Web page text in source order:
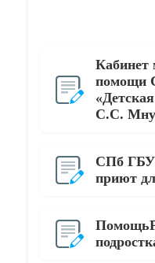
Кабинет
помощи
С.С.
СПб
приют